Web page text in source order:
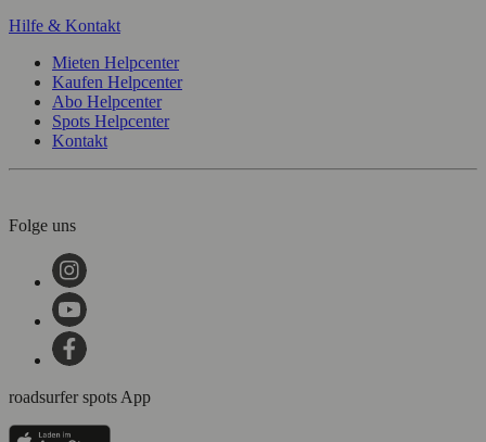
Hilfe & Kontakt
Mieten Helpcenter
Kaufen Helpcenter
Abo Helpcenter
Spots Helpcenter
Kontakt
Folge uns
roadsurfer spots App